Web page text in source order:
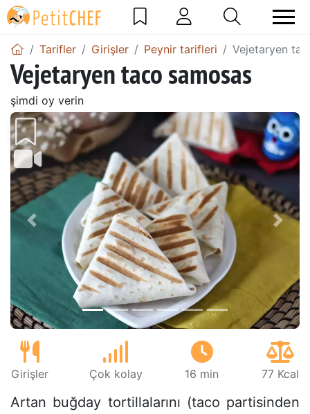
Tarifler Girişler Peynir tarifleri Vejetaryen
Vejetaryen taco samosas
şimdi oy verin
Önceki
Girişler Çok kolay 16 min 77 Kcal
Artan buğday tortillalarını (taco partisinden